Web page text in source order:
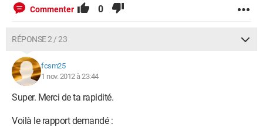
Commenter 0
RÉPONSE 2 / 23
fcsm25
1 nov. 2012 à 23:44
Super. Merci de ta rapidité.
Voilà le rapport demandé :